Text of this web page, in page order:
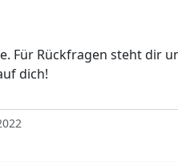
Für Rückfragen steht dir
dich!